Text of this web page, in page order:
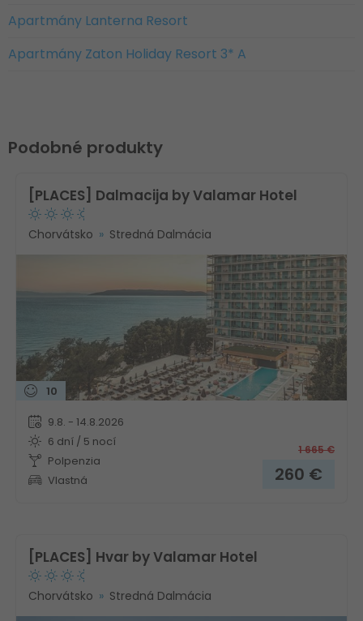
Apartmány Lanterna Resort
Apartmány Zaton Holiday Resort 3* A
Podobné produkty
[PLACES] Dalmacija by Valamar Hotel
Chorvátsko Stredná Dalmácia
10
9.8. - 14.8.2026
6 dní / 5 nocí
Polpenzia
Vlastná
1 665€
260 €
[PLACES] Hvar by Valamar Hotel
Chorvátsko Stredná Dalmácia